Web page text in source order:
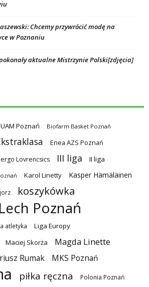
Chcemy przywrócić modę na
w Poznaniu
aktualne Mistrzynie Polski[zdjęcia]
Poznań Biofarm Basket Poznań
Enea AZS Poznań
Lovrencsics III liga II liga
Karol Linetty Kasper Hämäläinen
koszykówka
Lech Poznań
atletyka Liga Europy
Maciej Skorża Magda Linette
Rumak MKS Poznań
piłka ręczna Polonia Poznań